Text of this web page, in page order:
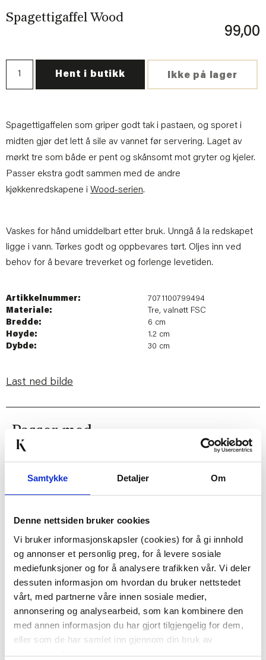
Samtykke Detaljer Om
Denne nettsiden bruker cookies
Vi bruker informasjonskapsler (cookies) for å gi innhold
og annonser et personlig preg, for å levere sosiale
mediefunksjoner og for å analysere trafikken vår. Vi deler
dessuten informasjon om hvordan du bruker nettstedet
vårt, med partnerne våre innen sosiale medier,
annonsering og analysearbeid, som kan kombinere den
med annen informasjon du har gjort tilgjengelig for dem,
eller som de har samlet inn gjennom din bruk av
tjenestene deres.
Spagettigaffel Wood
99,00
Ikke på lager
Hent i butikk
Spagettigaffelen som griper godt tak i pastaen, og sporet i
midten gjør det lett å sile av vannet før servering. Laget av
mørkt tre som både er pent og skånsomt mot gryter og kjeler.
Passer ekstra godt sammen med de andre
kjøkkenredskapene i Wood-serien.
Vaskes for hånd umiddelbart etter bruk. Unngå å la redskapet
ligge i vann. Tørkes godt og oppbevares tørt. Oljes inn ved
behov for å bevare treverket og forlenge levetiden.
Artikkelnummer:
7071100799494
Materiale:
Tre, valnøtt FSC
Bredde:
6 cm
Høyde:
1.2 cm
Dybde:
30 cm
Last ned bilde
Passer med
TEKLYPE TEKANNE
MODERN HOUSE - ICE -
249,00
KJØP